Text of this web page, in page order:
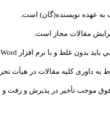
عهده نويسنده(گان) است.
مقالات مجاز است.
باید بدون غلط و با نرم افزار
داوری کلیه مقالات در هیأت
موجب تأخیر در پذیرش و رفت